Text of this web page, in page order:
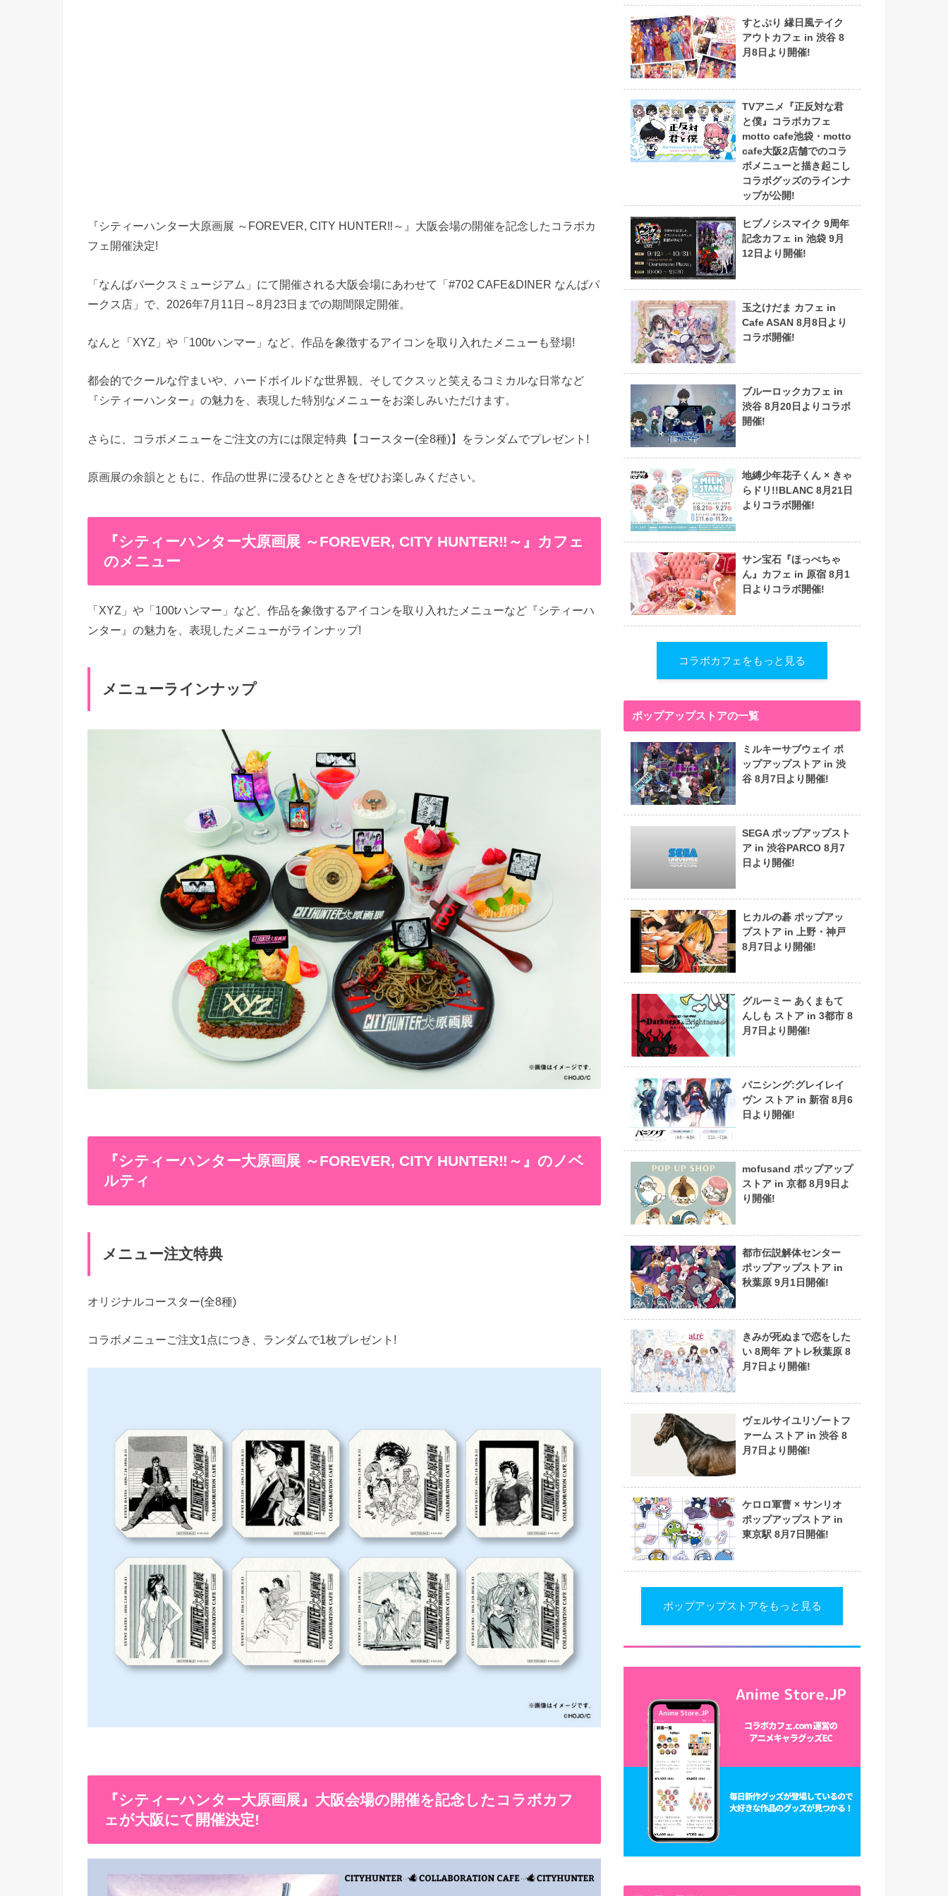
『シティーハンター大原画展 ～FOREVER, CITY HUNTER‼～』大阪会場の開催を記念したコラボカ
フェ開催決定!
「なんばパークスミュージアム」にて開催される大阪会場にあわせて「#702 CAFE&DINER なんばパ
ークス店」で、2026年7月11日～8月23日までの期間限定開催。
なんと「XYZ」や「100tハンマー」など、作品を象徴するアイコンを取り入れたメニューも登場!
都会的でクールな佇まいや、ハードボイルドな世界観、そしてクスッと笑えるコミカルな日常など
『シティーハンター』の魅力を、表現した特別なメニューをお楽しみいただけます。
さらに、コラボメニューをご注文の方には限定特典【コースター(全8種)】をランダムでプレゼント!
原画展の余韻とともに、作品の世界に浸るひとときをぜひお楽しみください。
『シティーハンター大原画展 ～FOREVER, CITY HUNTER‼～』カフェ
のメニュー
「XYZ」や「100tハンマー」など、作品を象徴するアイコンを取り入れたメニューなど『シティーハ
ンター』の魅力を、表現したメニューがラインナップ!
メニューラインナップ
『シティーハンター大原画展 ～FOREVER, CITY HUNTER‼～』のノベ
ルティ
メニュー注文特典
オリジナルコースター(全8種)
コラボメニューご注文1点につき、ランダムで1枚プレゼント!
『シティーハンター大原画展』大阪会場の開催を記念したコラボカフ
ェが大阪にて開催決定!
すとぷり 縁日風テイク
アウトカフェ in 渋谷 8
月8日より開催!
TVアニメ『正反対な君
と僕』コラボカフェ
motto cafe池袋・motto
cafe大阪2店舗でのコラ
ボメニューと描き起こし
コラボグッズのラインナ
ップが公開!
ヒプノシスマイク 9周年
記念カフェ in 池袋 9月
12日より開催!
玉之けだま カフェ in
Cafe ASAN 8月8日より
コラボ開催!
ブルーロックカフェ in
渋谷 8月20日よりコラボ
開催!
地縛少年花子くん × きゃ
らドリ!!BLANC 8月21日
よりコラボ開催!
サン宝石『ほっぺちゃ
ん』カフェ in 原宿 8月1
日よりコラボ開催!
コラボカフェをもっと見る
ポップアップストアの一覧
ミルキーサブウェイ ポ
ップアップストア in 渋
谷 8月7日より開催!
SEGA ポップアップスト
ア in 渋谷PARCO 8月7
日より開催!
ヒカルの碁 ポップアッ
プストア in 上野・神戸
8月7日より開催!
グルーミー あくまもて
んしも ストア in 3都市 8
月7日より開催!
パニシング:グレイレイ
ヴン ストア in 新宿 8月6
日より開催!
mofusand ポップアップ
ストア in 京都 8月9日よ
り開催!
都市伝説解体センター
ポップアップストア in
秋葉原 9月1日開催!
きみが死ぬまで恋をした
い 8周年 アトレ秋葉原 8
月7日より開催!
ヴェルサイユリゾートフ
ァーム ストア in 渋谷 8
月7日より開催!
ケロロ軍曹 × サンリオ
ポップアップストア in
東京駅 8月7日開催!
ポップアップストアをもっと見る